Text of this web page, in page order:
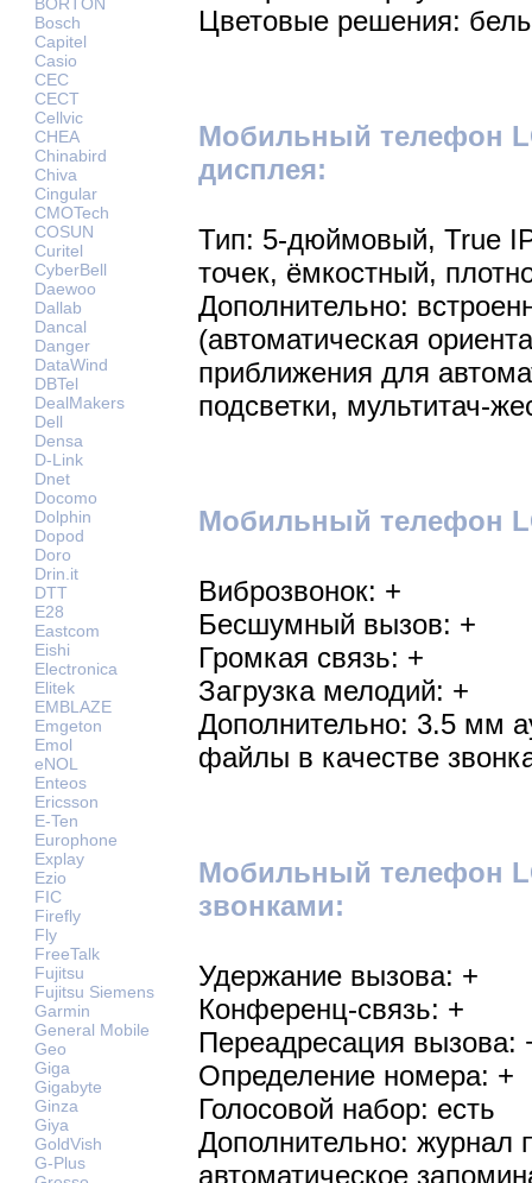
Bosch
Capitel
Casio
CEC
CECT
Cellvic
CHEA
Chinabird
Chiva
Cingular
CMOTech
COSUN
Curitel
CyberBell
Daewoo
Dallab
Dancal
Danger
DataWind
DBTel
DealMakers
Dell
Densa
D-Link
Dnet
Docomo
Dolphin
Dopod
Doro
Drin.it
DTT
E28
Eastcom
Eishi
Electronica
Elitek
EMBLAZE
Emgeton
Emol
eNOL
Enteos
Ericsson
E-Ten
Europhone
Explay
Ezio
FIC
Firefly
Fly
FreeTalk
Fujitsu
Fujitsu Siemens
Garmin
General Mobile
Geo
Giga
Gigabyte
Ginza
Giya
GoldVish
G-Plus
Цветовые решения:
Мобильный телефон
дисплея:
Тип: 5-дюймовый, True
точек, ёмкостный,
Дополнительно:
(автоматическая
приближения для
подсветки, мультитач-
Мобильный телефон
Виброзвонок: +
Бесшумный вызов: +
Громкая связь: +
Загрузка мелодий: +
Дополнительно: 3.5 мм
файлы в качестве
Мобильный телефон
звонками:
Удержание вызова: +
Конференц-связь: +
Переадресация вызова:
Определение номера: +
Голосовой набор: есть
Дополнительно: журнал
автоматическое